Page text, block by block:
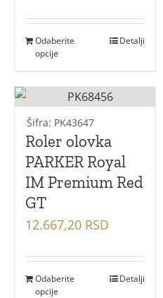
Odaberite
opcije
Detalji
Šifra: PK43647
Roler olovka
PARKER Royal
IM Premium Red
GT
12.667,20 RSD
Odaberite
opcije
Detalji